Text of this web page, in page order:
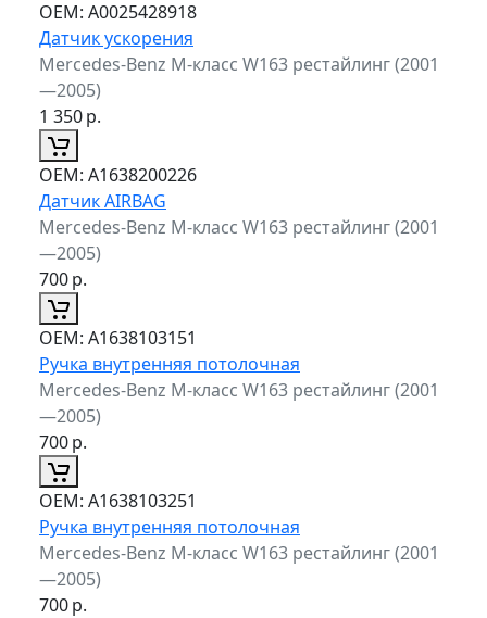
ОЕМ: A0025428918
Датчик ускорения
Mercedes-Benz M-класс W163 рестайлинг (2001
—2005)
1 350р.
ОЕМ: A1638200226
Датчик AIRBAG
Mercedes-Benz M-класс W163 рестайлинг (2001
—2005)
700р.
ОЕМ: A1638103151
Ручка внутренняя потолочная
Mercedes-Benz M-класс W163 рестайлинг (2001
—2005)
700р.
ОЕМ: A1638103251
Ручка внутренняя потолочная
Mercedes-Benz M-класс W163 рестайлинг (2001
—2005)
700р.